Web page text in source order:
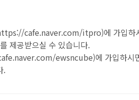
cafe.naver.com/itpro)에 가입하
제공받으실 수 있습니다.
ewsncube)에 가입하시
.